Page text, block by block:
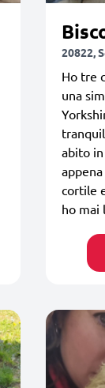
20822,
Ho tre
una
abito
cortile
ho mai